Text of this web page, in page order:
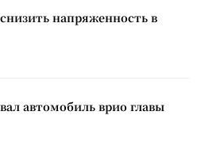
напряженность в
автомобиль врио главы